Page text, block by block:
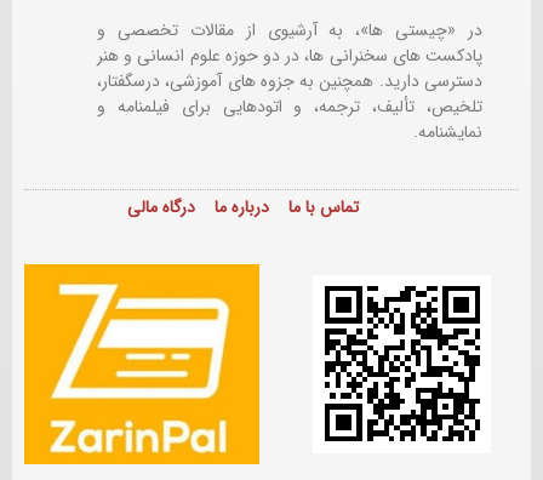
در «چیستی ها»، به آرشیوی از مقالات تخصصی و
پادکست های سخنرانی ها، در دو حوزه علوم انسانی و هنر
دسترسی دارید. همچنین به جزوه های آموزشی، درسگفتار،
تلخیص، تألیف، ترجمه، و اتودهایی برایفیلمنامه و
نمایشنامه.
تماس با ما درباره ما درگاه مالی